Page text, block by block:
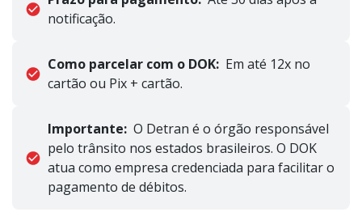
notificação.
Como parcelar com o DOK: Em até 12x no
cartão ou Pix + cartão.
Importante: O Detran é o órgão responsável
pelo trânsito nos estados brasileiros. O DOK
atua como empresa credenciada para facilitar o
pagamento de débitos.